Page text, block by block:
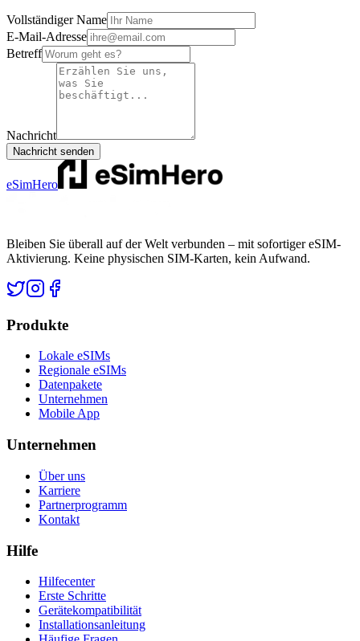
Vollständiger Name
E-Mail-Adresse
Betreff
Nachricht
Nachricht senden
eSimHero
Bleiben Sie überall auf der Welt verbunden – mit sofortiger eSIM-
Aktivierung. Keine physischen SIM-Karten, kein Aufwand.
Produkte
Lokale eSIMs
Regionale eSIMs
Datenpakete
Unternehmen
Mobile App
Unternehmen
Über uns
Karriere
Partnerprogramm
Kontakt
Hilfe
Hilfecenter
Erste Schritte
Gerätekompatibilität
Installationsanleitung